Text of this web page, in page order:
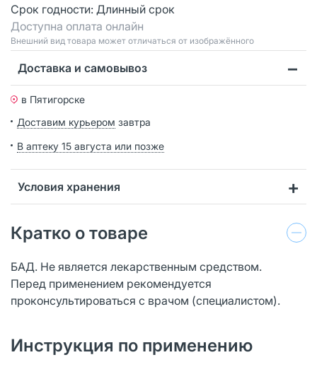
Срок годности: Длинный срок
Доступна оплата онлайн
Bнешний вид товара может отличаться от изображённого
Доставка и самовывоз
в Пятигорске
Доставим курьером завтра
В аптеку 15 августа или позже
Условия хранения
Кратко о товаре
БАД. Не является лекарственным средством.
Перед применением рекомендуется
проконсультироваться с врачом (специалистом).
Инструкция по применению